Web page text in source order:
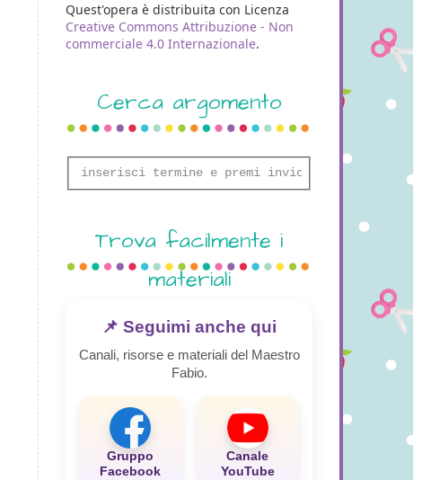
Quest'opera è distribuita con Licenza
Creative Commons Attribuzione - Non
commerciale 4.0 Internazionale.
Cerca argomento
Trova facilmente i
materiali
📌 Seguimi anche qui
Canali, risorse e materiali del Maestro
Fabio.
Gruppo
Facebook
Canale
YouTube